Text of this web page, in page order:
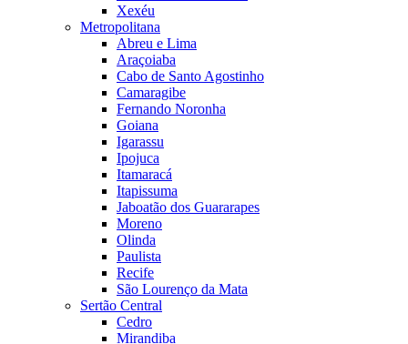
Xexéu
Metropolitana
Abreu e Lima
Araçoiaba
Cabo de Santo Agostinho
Camaragibe
Fernando Noronha
Goiana
Igarassu
Ipojuca
Itamaracá
Itapissuma
Jaboatão dos Guararapes
Moreno
Olinda
Paulista
Recife
São Lourenço da Mata
Sertão Central
Cedro
Mirandiba